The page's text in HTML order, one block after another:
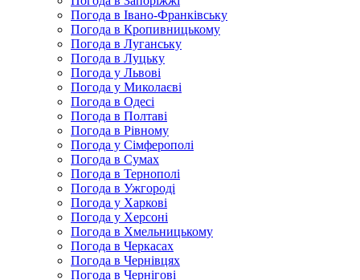
Погода в Івано-Франківську
Погода в Кропивницькому
Погода в Луганську
Погода в Луцьку
Погода у Львові
Погода у Миколаєві
Погода в Одесі
Погода в Полтаві
Погода в Рівному
Погода у Сімферополі
Погода в Сумах
Погода в Тернополі
Погода в Ужгороді
Погода у Харкові
Погода у Херсоні
Погода в Хмельницькому
Погода в Черкасах
Погода в Чернівцях
Погода в Чернігові